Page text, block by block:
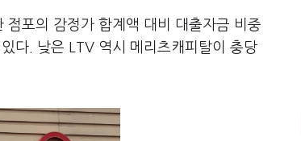
포의 감정가 합계액 대비 대출자금 비중
다. 낮은 LTV 역시 메리츠캐피탈이 충당